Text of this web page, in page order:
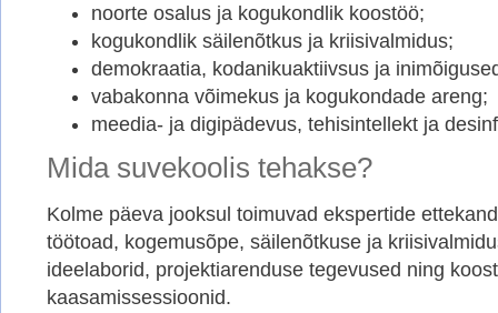
noorte osalus ja kogukondlik koostöö;
kogukondlik säilenõtkus ja kriisivalmidus;
demokraatia, kodanikuaktiivsus ja
vabakonna võimekus ja kogukondade areng;
meedia- ja digipädevus, tehisintellekt ja
Mida suvekoolis tehakse?
Kolme päeva jooksul toimuvad ekspertide
töötoad, kogemusõpe, säilenõtkuse ja
ideelaborid, projektiarenduse tegevused ning
kaasamissessioonid.